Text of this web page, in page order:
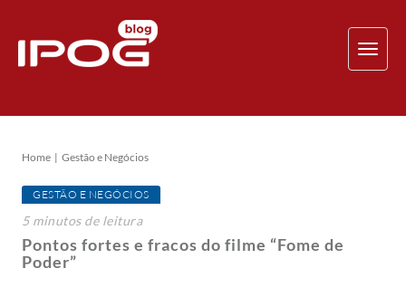
Home Gestão e Negócios
GESTÃO E NEGÓCIOS
5 minutosde leitura
Pontos fortes e fracos do filme “Fome de
Poder”